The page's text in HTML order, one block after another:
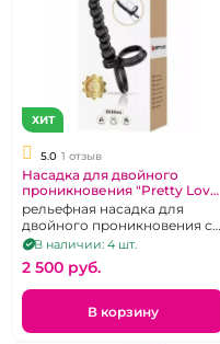
ХИТ
5.0 1 отзыв
Насадка для двойного
проникновения "Pretty Love"
Dillion
рельефная насадка для
двойного проникновения с
подхватом для мошонки,
гибкая, черная
В наличии: 4 шт.
2 500 pуб.
В корзину